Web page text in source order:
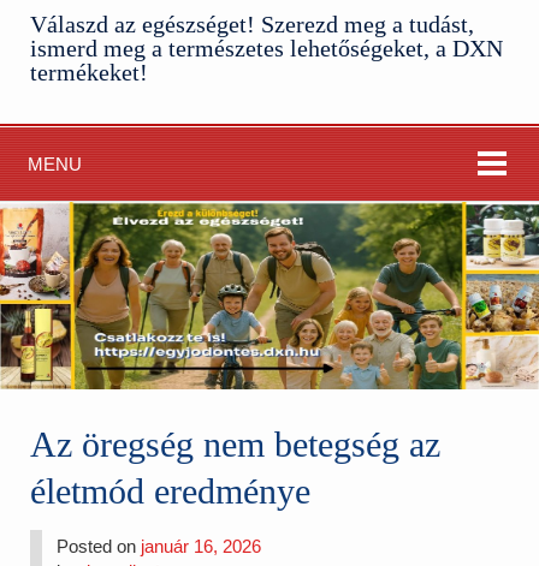
Válaszd az egészséget! Szerezd meg a tudást,
ismerd meg a természetes lehetőségeket, a DXN
termékeket!
MENU
Az öregség nem betegség az
életmód eredménye
Posted on január 16, 2026